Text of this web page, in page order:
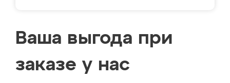
Ваша выгода при
заказе у нас